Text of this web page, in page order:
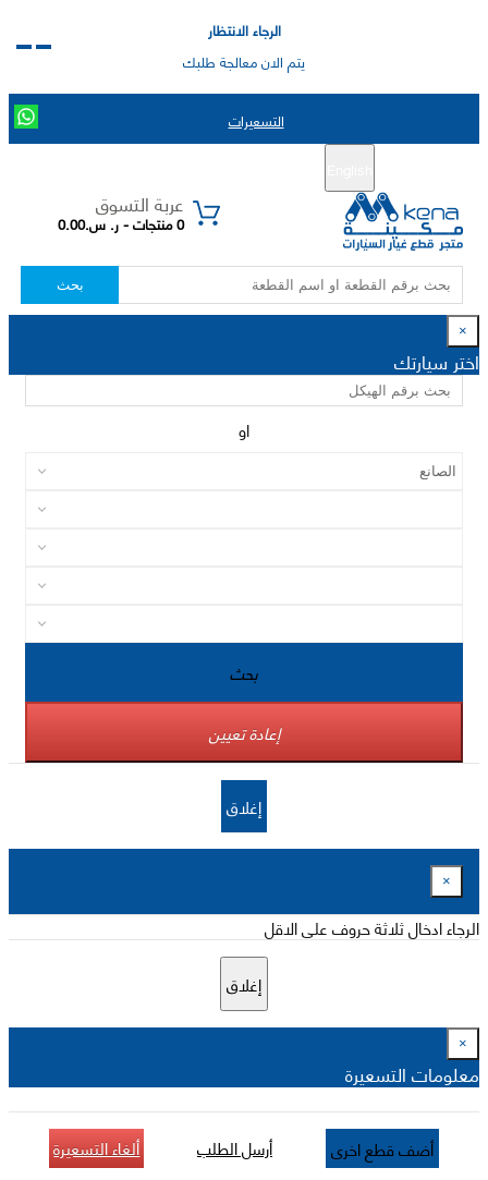
الرجاء الانتظار
يتم الان معالجة طلبك
التسعيرات
عربة التسوق
0 منتجات - ر. س.0.00
بحث
×
اختر سيارتك
او
بحث
إعادة تعيين
إغلاق
×
الرجاء ادخال ثلاثة حروف على الاقل
إغلاق
×
معلومات التسعيرة
أضف قطع اخرى أرسل الطلب ألغاء التسعيرة